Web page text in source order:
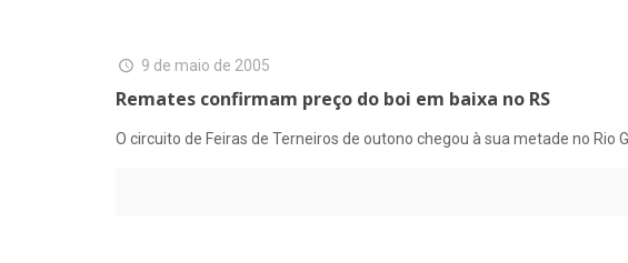
9 de maio de 2005
Remates confirmam preço do boi em baixa no RS
O circuito de Feiras de Terneiros de outono chegou à sua metade no